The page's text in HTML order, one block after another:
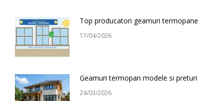
Top producatori geamuri termopane
17/04/2026
Geamuri termopan modele si preturi
24/03/2026